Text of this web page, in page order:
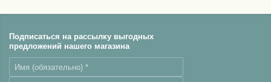
Подписаться на рассылку выгодных
предложений нашего магазина